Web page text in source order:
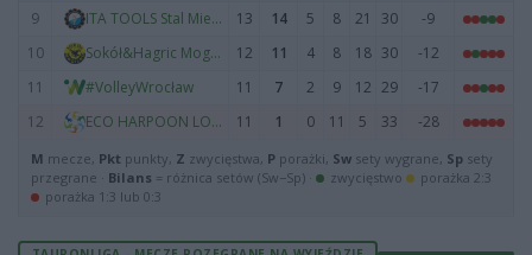
9
ITA TOOLS Stal Mielec 13 14 5 8 21 30
-9
10
Sokół&Hagric Mogilno 12 11 4 8 18 30
-12
11
#VolleyWrocław 11 7 2 9 12 29
-17
12
ECO HARPOON LOS Nowy Dwór Mazowiecki 11 1 0 11 5 33 -28
M mecze, Pkt punkty, Z zwycięstwa, P porażki, Sw sety wygrane, Sp sety
przegrane · Bilans = różnica setów (Sw−Sp) · zwycięstwo
porażka 2:3
porażka 1:3 lub 0:3